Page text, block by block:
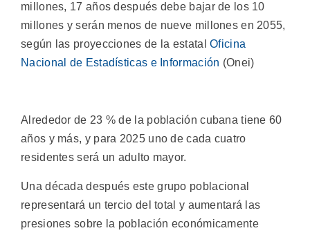
millones, 17 años después debe bajar de los 10
millones y serán menos de nueve millones en 2055,
según las proyecciones de la estatalOficina
Nacional de Estadísticas e Información (Onei)
Alrededor de 23 % de la población cubana tiene 60
años y más, y para 2025 uno de cada cuatro
residentes será un adulto mayor.
Una década después este grupo poblacional
representará un tercio del total y aumentará las
presiones sobre la población económicamente